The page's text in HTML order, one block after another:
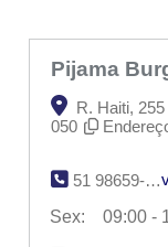
Pijama
R. Haiti,
050
51 98659-7378
Sex:
09:00 -